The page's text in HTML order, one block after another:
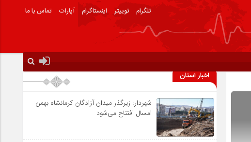
تلگرام توییتر اینستاگرام آپارات تماس با ما
اخبار استان
شهردار: زیرگذر میدان آزادگان کرمانشاه بهمن
امسال افتتاح می‌شود